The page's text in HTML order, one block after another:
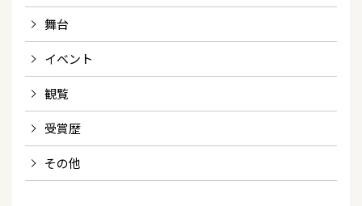
舞台
イベント
観覧
受賞歴
その他